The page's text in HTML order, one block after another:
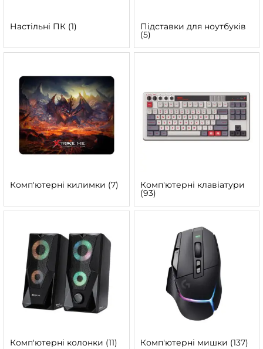
Настільні ПК (1) Підставки для ноутбуків
(5)
Комп'ютерні килимки (7) Комп'ютерні клавіатури
(93)
Комп'ютерні колонки (11) Комп'ютерні мишки (137)